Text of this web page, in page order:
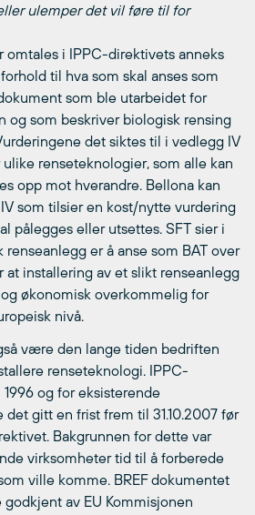
ulemper det vil føre til for
omtales i IPPC-direktivets anneks
til hva som skal anses som
som ble utarbeidet for
og som beskriver biologisk rensing
det siktes til i vedlegg IV
renseteknologier, som alle kan
opp mot hverandre. Bellona kan
som tilsier en kost/nytte vurdering
pålegges eller utsettes. SFT sier i
er å anse som BAT over
at installering av et slikt renseanlegg
økonomisk overkommelig for
nivå.
være den lange tiden bedriften
renseteknologi. IPPC-
og for eksisterende
gitt en frist frem til 31.10.2007 før
Bakgrunnen for dette var
virksomheter tid til å forberede
ville komme. BREF dokumentet
av EU Kommisjonen